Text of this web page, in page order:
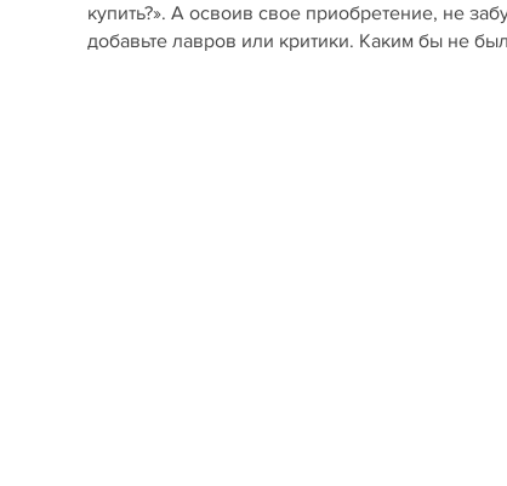
купить?». А освоив свое приобретение, не
добавьте лавров или критики. Каким бы не